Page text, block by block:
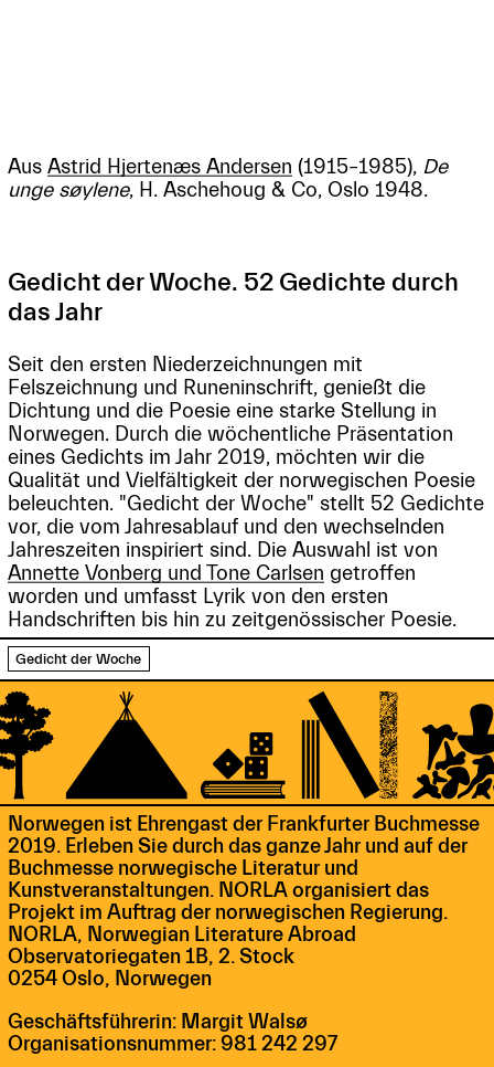
Aus Astrid Hjertenæs Andersen (1915–1985), De
unge søylene, H. Aschehoug & Co, Oslo 1948.
Gedicht der Woche. 52 Gedichte durch
das Jahr
Seit den ersten Niederzeichnungen mit
Felszeichnung und Runeninschrift, genießt die
Dichtung und die Poesie eine starke Stellung in
Norwegen. Durch die wöchentliche Präsentation
eines Gedichts im Jahr 2019, möchten wir die
Qualität und Vielfältigkeit der norwegischen Poesie
beleuchten. "Gedicht der Woche" stellt 52 Gedichte
vor, die vom Jahresablauf und den wechselnden
Jahreszeiten inspiriert sind. Die Auswahl ist von
Annette Vonberg und Tone Carlsen getroffen
worden und umfasst Lyrik von den ersten
Handschriften bis hin zu zeitgenössischer Poesie.
Gedicht der Woche
Norwegen ist Ehrengast der Frankfurter Buchmesse
2019. Erleben Sie durch das ganze Jahr und auf der
Buchmesse norwegische Literatur und
Kunstveranstaltungen. NORLA organisiert das
Projekt im Auftrag der norwegischen Regierung.
NORLA, Norwegian Literature Abroad
Observatoriegaten 1B, 2. Stock
0254 Oslo, Norwegen
Geschäftsführerin: Margit Walsø
Organisationsnummer: 981 242 297